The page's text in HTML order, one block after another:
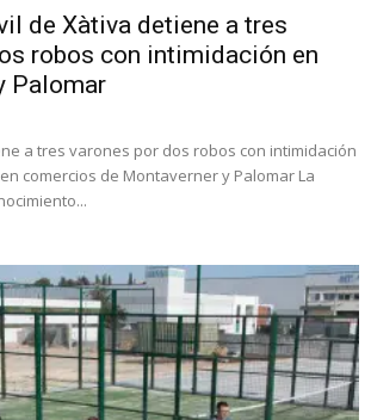
de Xàtiva detiene a tres
robos con intimidación en
Palomar
a tres varones por dos robos con intimidación
comercios de Montaverner y Palomar La